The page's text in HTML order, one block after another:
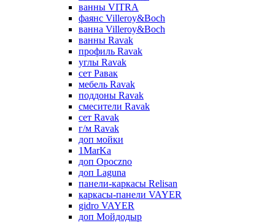
ванны VITRA
фаянс Villeroy&Boch
ванна Villeroy&Boch
ванны Ravak
профиль Ravak
углы Ravak
сет Равак
мебель Ravak
поддоны Ravak
смесители Ravak
сет Ravak
г/м Ravak
доп мойки
1MarKa
доп Opoczno
доп Laguna
панели-каркасы Relisan
каркасы-панели VAYER
gidro VAYER
доп Мойдодыр